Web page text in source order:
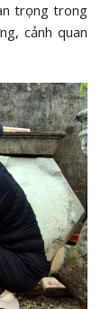
trọng trong
cảnh quan